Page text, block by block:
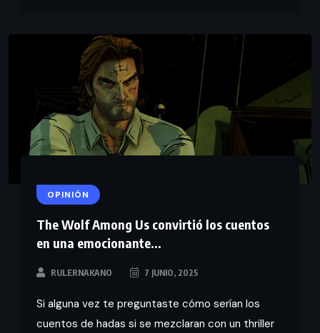
OPINIÓN
The Wolf Among Us convirtió los cuentos
en una emocionante...
RULERNAKANO 7 JUNIO, 2025
Si alguna vez te preguntaste cómo serían los
cuentos de hadas si se mezclaran con un thriller